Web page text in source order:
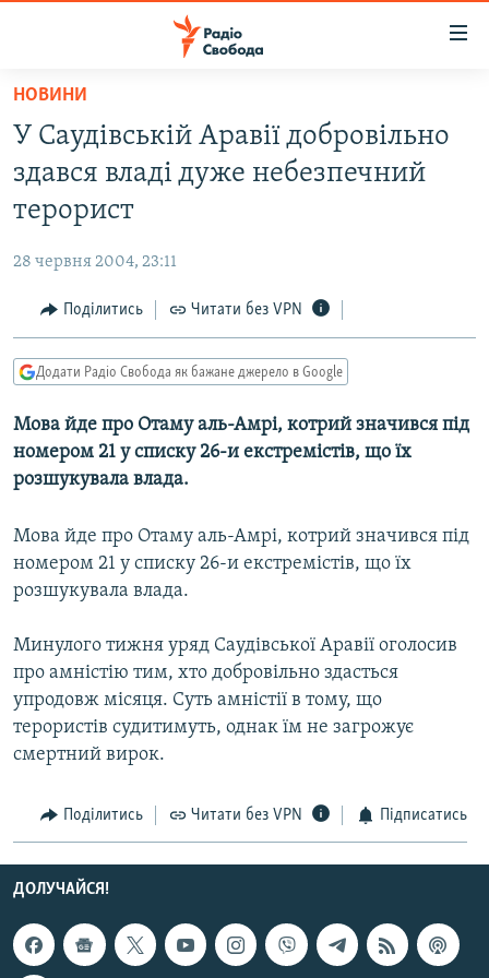
Перейти
основного
матеріалу
до
основної
навігації
Перейти
до
пошуку
ВСЕ ЗА ДОБУ
ЕКОНОМІКА
СУСПІЛЬСТВО
УКРАЇНА
СВІТ
РОСІЙСЬКА «ФІЛЬТРАЦІЯ»
ДОНБАС.РЕАЛІЇ
ТИ ЯК?
СХЕМИ
КИТАЙ.ВИКЛИКИ
ФОТО
СПЕЦПРОЄКТИ
КРИМ РЕАЛІЇ
РУС
УКР
НОВИНИ
У Саудівській Аравії добровільно
здався владі дуже небезпечний
терорист
28 червня 2004, 23:11
Поділитись Читати без VPN
Додати Радіо Свобода як бажане джерело в Google
Мова йде про Отаму аль-Амрі, котрий значився під
номером 21 у списку 26-и екстремістів, що їх
розшукувала влада.
Мова йде про Отаму аль-Амрі, котрий значився під
номером 21 у списку 26-и екстремістів, що їх
розшукувала влада.
Минулого тижня уряд Саудівської Аравії оголосив
про амністію тим, хто добровільно здасться
упродовж місяця. Суть амністії в тому, що
терористів судитимуть, однак їм не загрожує
смертний вирок.
Поділитись Читати без VPN Підписатись
ДОЛУЧАЙСЯ!